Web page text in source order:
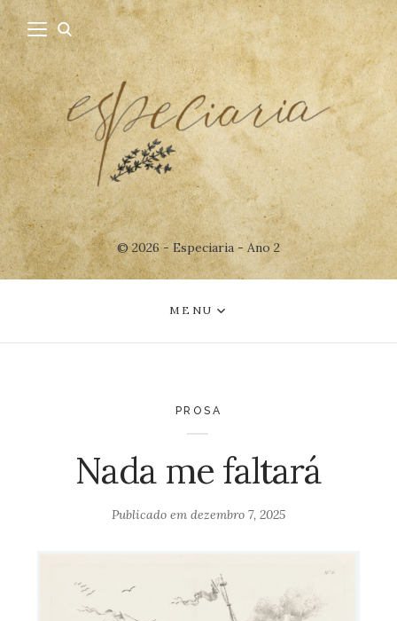
© 2026 - Especiaria - Ano 2
MENU
PROSA
Nada me faltará
Publicado em dezembro 7, 2025